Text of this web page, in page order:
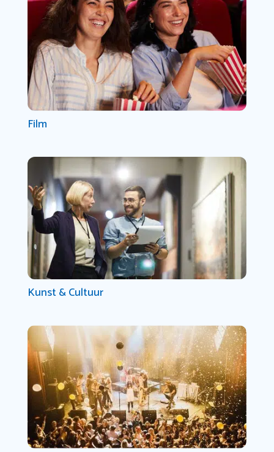
Film
Kunst & Cultuur